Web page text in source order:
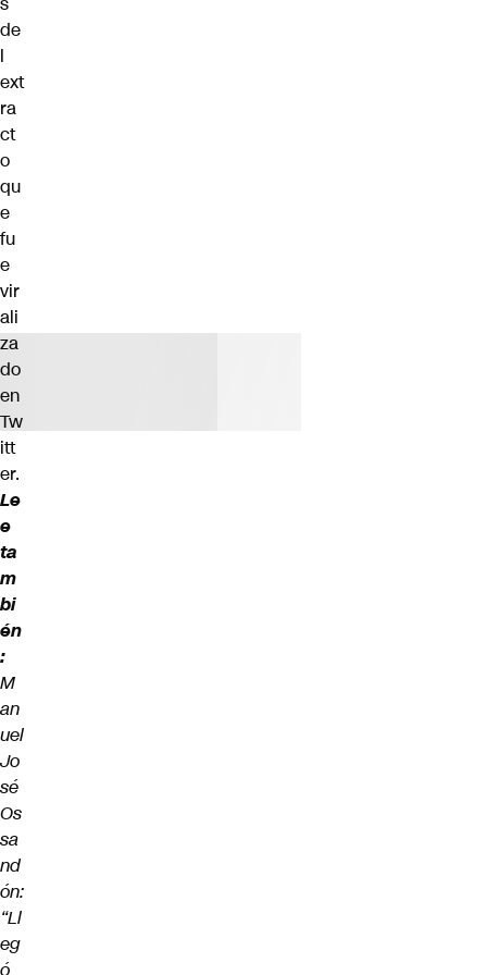
de
l
ext
ra
ct
o
qu
e
fu
e
vir
ali
za
do
en
Tw
itt
er.
Le
e
ta
m
bi
én
:
M
an
uel
Jo
sé
Os
sa
nd
ón:
“Ll
eg
ó